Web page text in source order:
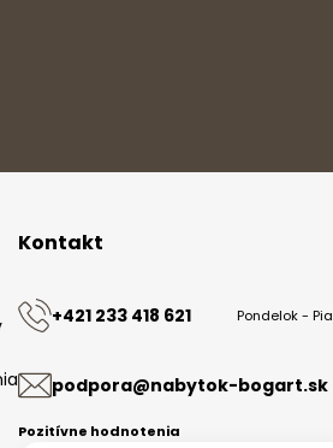
Kontakt
+421 233 418 621 Pondelok -
podpora@nabytok-bogart.sk
Pozitívne hodnotenia